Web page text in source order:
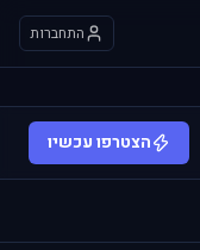
התחברות
הצטרפו עכשיו